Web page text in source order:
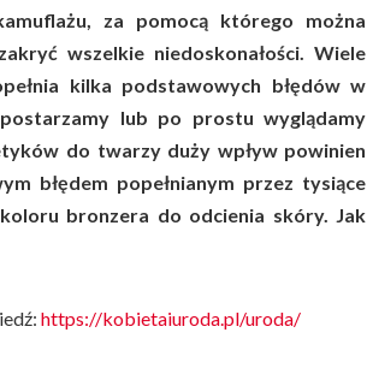
za pomocą którego można
wszelkie niedoskonałości. Wiele
kilka podstawowych błędów w
lub po prostu wyglądamy
do twarzy duży wpływ powinien
błędem popełnianym przez tysiące
bronzera do odcienia skóry. Jak
https://kobietaiuroda.pl/uroda/